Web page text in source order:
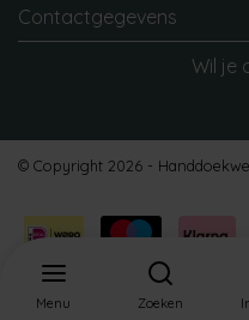
Contactgegevens
Wil je
© Copyright 2026 -
Menu Zoeken